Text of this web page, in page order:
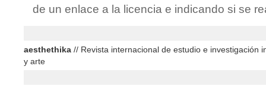
de un enlace a la licencia e indicando si se
aesthethika // Revista internacional de estudio e investigación
y arte